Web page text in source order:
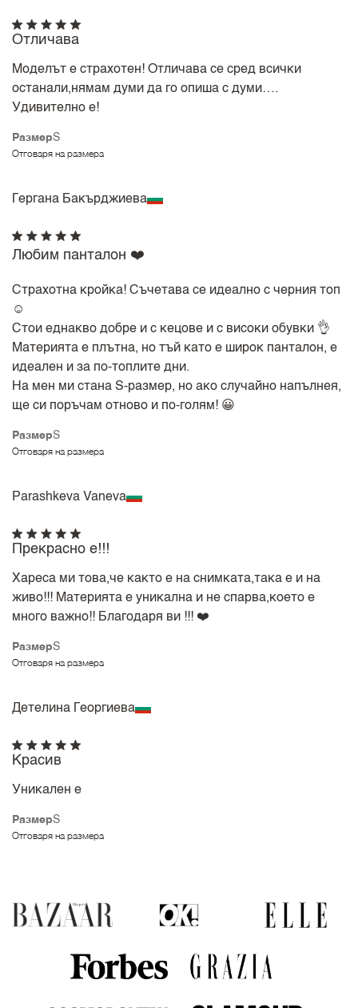
РазмерS
Отговаря на размера
Отличава
Моделът е страхотен! Отличава се сред всички
останали,нямам думи да го опиша с думи….
Удивително е!
Гергана Бакърджиева
РазмерS
Отговаря на размера
Любим панталон ❤️
Страхотна кройка! Съчетава се идеално с черния топ
☺️
Стои еднакво добре и с кецове и с високи обувки 👌
Материята е плътна, но тъй като е широк панталон, е
идеален и за по-топлите дни.
На мен ми стана S-размер, но ако случайно напълнея,
ще си поръчам отново и по-голям! 😀
Parashkeva Vaneva
РазмерS
Отговаря на размера
Прекрасно е!!!
Хареса ми това,че както е на снимката,така е и на
живо!!! Материята е уникална и не спарва,което е
много важно!! Благодаря ви !!! ❤️
Детелина Георгиева
РазмерS
Отговаря на размера
Красив
Уникален е